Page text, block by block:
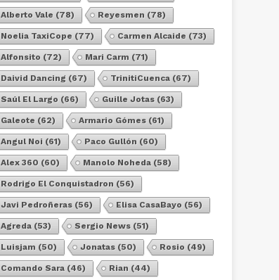
Alberto Vale (78) Reyesmen (78)
Noelia TaxiCope (77) Carmen Alcaide (73)
Alfonsito (72) Mari Carm (71)
Daivid Dancing (67) TrinitiCuenca (67)
Saúl El Largo (66) Guille Jotas (63)
Galeote (62) Armario Gómes (61)
Angul Noi (61) Paco Gullón (60)
Alex 360 (60) Manolo Noheda (58)
Rodrigo El Conquistadron (56)
Javi Pedroñeras (56) Elisa CasaBayo (56)
Agreda (53) Sergio News (51)
Luisjam (50) Jonatas (50) Rosio (49)
Comando Sara (46) Rian (44)